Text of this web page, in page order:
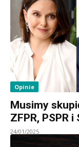
Opinie
Musimy
ZFPR, PSPR
24/01/2025